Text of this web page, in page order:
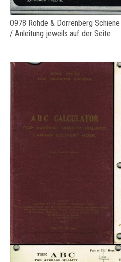
O978 Rohde & Dörrenberg
/ Anleitung jeweils auf der Seite